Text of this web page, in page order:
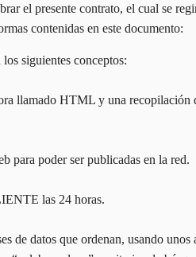
presente contrato, el cual se
contenidas en este documento:
siguientes conceptos:
llamado HTML y una
para poder ser publicadas en la red.
las 24 horas.
de datos que ordenan, usando